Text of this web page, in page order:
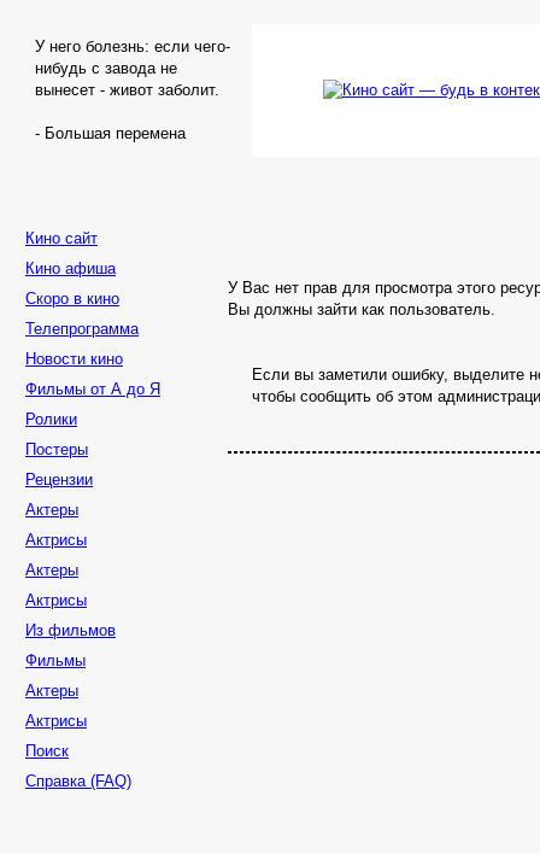
У него болезнь: если чего-
нибудь с завода не
вынесет - живот заболит.
- Большая перемена
Кино сайт
Кино афиша
Скоро в кино
Телепрограмма
Новости кино
Фильмы от А до Я
Ролики
Постеры
Рецензии
Актеры
Актрисы
Актеры
Актрисы
Из фильмов
Фильмы
Актеры
Актрисы
Поиск
Справка (FAQ)
У Вас нет прав для просмотра этого
Вы должны зайти как пользователь.
Если вы заметили ошибку, выделите
чтобы сообщить об этом